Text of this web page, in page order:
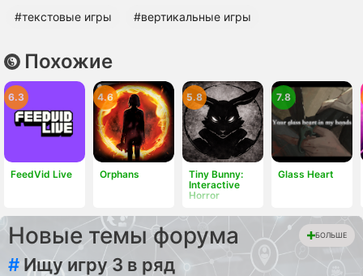
#текстовые игры #вертикальные игры
Похожие
FeedVid Live
6.3
Orphans
4.6
Tiny Bunny:
Interactive
Horror
5.8
Glass Heart
7.8
Новые темы форума БОЛЬШЕ
# Ищу игру 3 в ряд